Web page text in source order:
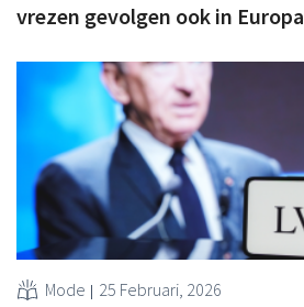
vrezen gevolgen ook in Europa
Mode 25 Februari, 2026